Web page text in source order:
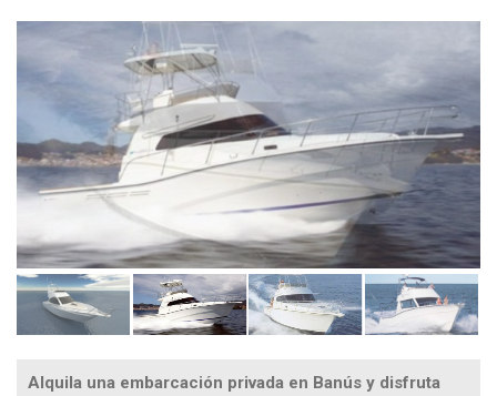
Alquila una embarcación privada en Banús y disfruta